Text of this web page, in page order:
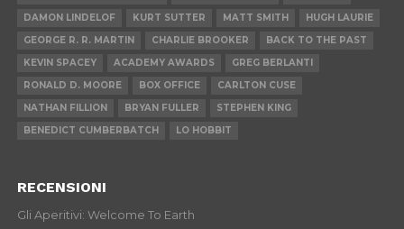
DAMON LINDELOF
KURT SUTTER MATT SMITH
HUGH LAURIE
GEORGE R. R. MARTIN
CHARLIE BROOKER
BACK TO THE PAST
KEVIN SPACEY
ACADEMY AWARDS
GREG BERLANTI
RONALD D. MOORE
BOX OFFICE
CARLTON CUSE
NATHAN FILLION
BRYAN FULLER
STEPHEN KING
BENEDICT CUMBERBATCH
LO HOBBIT
RECENSIONI
Gli Aperitivi: Welcome To Earth